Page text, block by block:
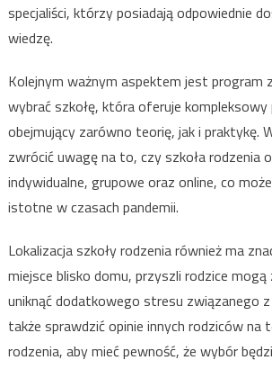
specjaliści, którzy posiadają odpowiednie
wiedzę.
Kolejnym ważnym aspektem jest program
wybrać szkołę, która oferuje kompleksowy
obejmujący zarówno teorię, jak i praktykę.
zwrócić uwagę na to, czy szkoła rodzenia
indywidualne, grupowe oraz online, co
istotne w czasach pandemii.
Lokalizacja szkoły rodzenia również ma
miejsce blisko domu, przyszli rodzice
uniknąć dodatkowego stresu związanego
także sprawdzić opinie innych rodziców na
rodzenia, aby mieć pewność, że wybór